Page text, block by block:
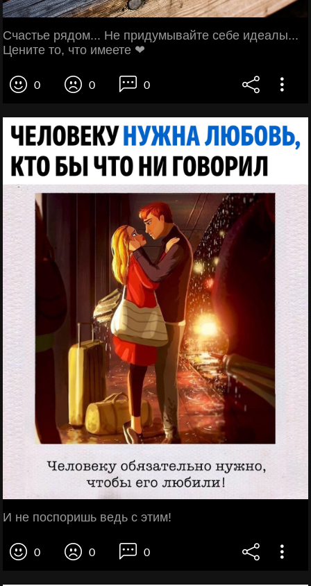
Счастье рядом... Не придумывайте себе идеалы...
Цените то, что имеете ❤
0 0 0
И не поспоришь ведь с этим!
0 0 0